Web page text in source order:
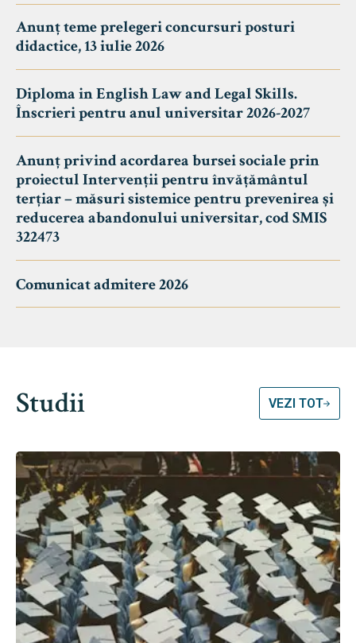
Anunț teme prelegeri concursuri posturi
didactice, 13 iulie 2026
Diploma in English Law and Legal Skills.
Înscrieri pentru anul universitar 2026-2027
Anunț privind acordarea bursei sociale prin
proiectul Intervenții pentru învățământul
terțiar – măsuri sistemice pentru prevenirea și
reducerea abandonului universitar, cod SMIS
322473
Comunicat admitere 2026
Studii VEZI TOT